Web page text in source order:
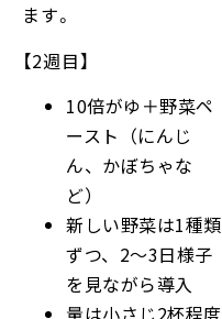
ます。
【2週目】
10倍がゆ＋野菜ペ
ースト（にんじ
ん、かぼちゃな
ど）
新しい野菜は1種類
ずつ、2〜3日様子
を見ながら導入
量は小さじ2杯程度